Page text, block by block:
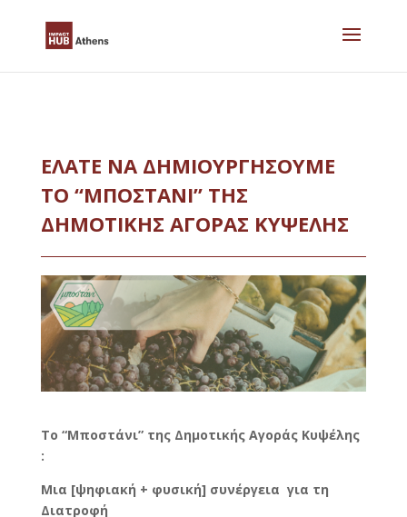
ΕΛΑΤΕ ΝΑ ΔΗΜΙΟΥΡΓΗΣΟΥΜΕ
ΤΟ “ΜΠΟΣΤΑΝΙ” ΤΗΣ
ΔΗΜΟΤΙΚΗΣ ΑΓΟΡΑΣ ΚΥΨΕΛΗΣ
Το “Μποστάνι” της Δημοτικής Αγοράς Κυψέλης
:
Μια [ψηφιακή + φυσική] συνέργεια για τη
Διατροφή